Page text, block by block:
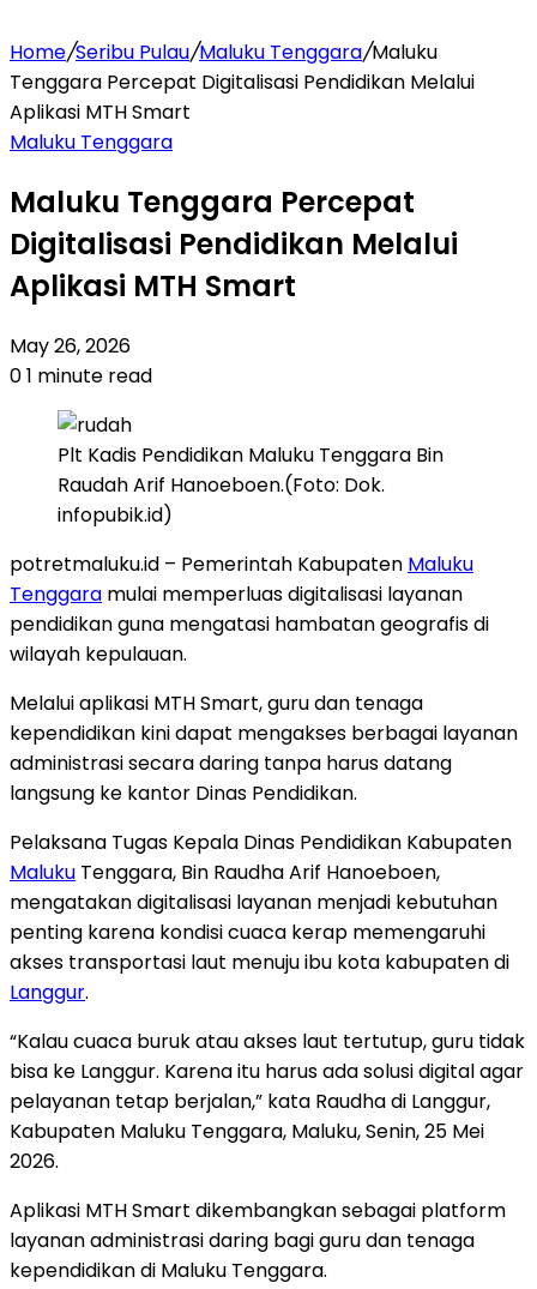
Home/Seribu Pulau/Maluku Tenggara/Maluku
Tenggara Percepat Digitalisasi Pendidikan Melalui
Aplikasi MTH Smart
Maluku Tenggara
Maluku Tenggara Percepat
Digitalisasi Pendidikan Melalui
Aplikasi MTH Smart
May 26, 2026
01 minute read
Plt Kadis Pendidikan Maluku Tenggara Bin
Raudah Arif Hanoeboen.(Foto: Dok.
infopubik.id)
potretmaluku.id – Pemerintah Kabupaten Maluku
Tenggara mulai memperluas digitalisasi layanan
pendidikan guna mengatasi hambatan geografis di
wilayah kepulauan.
Melalui aplikasi MTH Smart, guru dan tenaga
kependidikan kini dapat mengakses berbagai layanan
administrasi secara daring tanpa harus datang
langsung ke kantor Dinas Pendidikan.
Pelaksana Tugas Kepala Dinas Pendidikan Kabupaten
Maluku Tenggara, Bin Raudha Arif Hanoeboen,
mengatakan digitalisasi layanan menjadi kebutuhan
penting karena kondisi cuaca kerap memengaruhi
akses transportasi laut menuju ibu kota kabupaten di
Langgur.
“Kalau cuaca buruk atau akses laut tertutup, guru tidak
bisa ke Langgur. Karena itu harus ada solusi digital agar
pelayanan tetap berjalan,” kata Raudha di Langgur,
Kabupaten Maluku Tenggara, Maluku, Senin, 25 Mei
2026.
Aplikasi MTH Smart dikembangkan sebagai platform
layanan administrasi daring bagi guru dan tenaga
kependidikan di Maluku Tenggara.